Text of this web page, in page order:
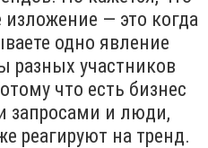
— это когда
одно явление
разных участников
что есть бизнес
запросами и люди,
реагируют на тренд.